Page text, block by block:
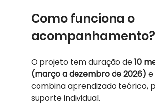
Como funciona o
acompanhamento?
O projeto tem duração de 10
(março a dezembro de 2026) e
combina aprendizado teórico,
suporte individual.